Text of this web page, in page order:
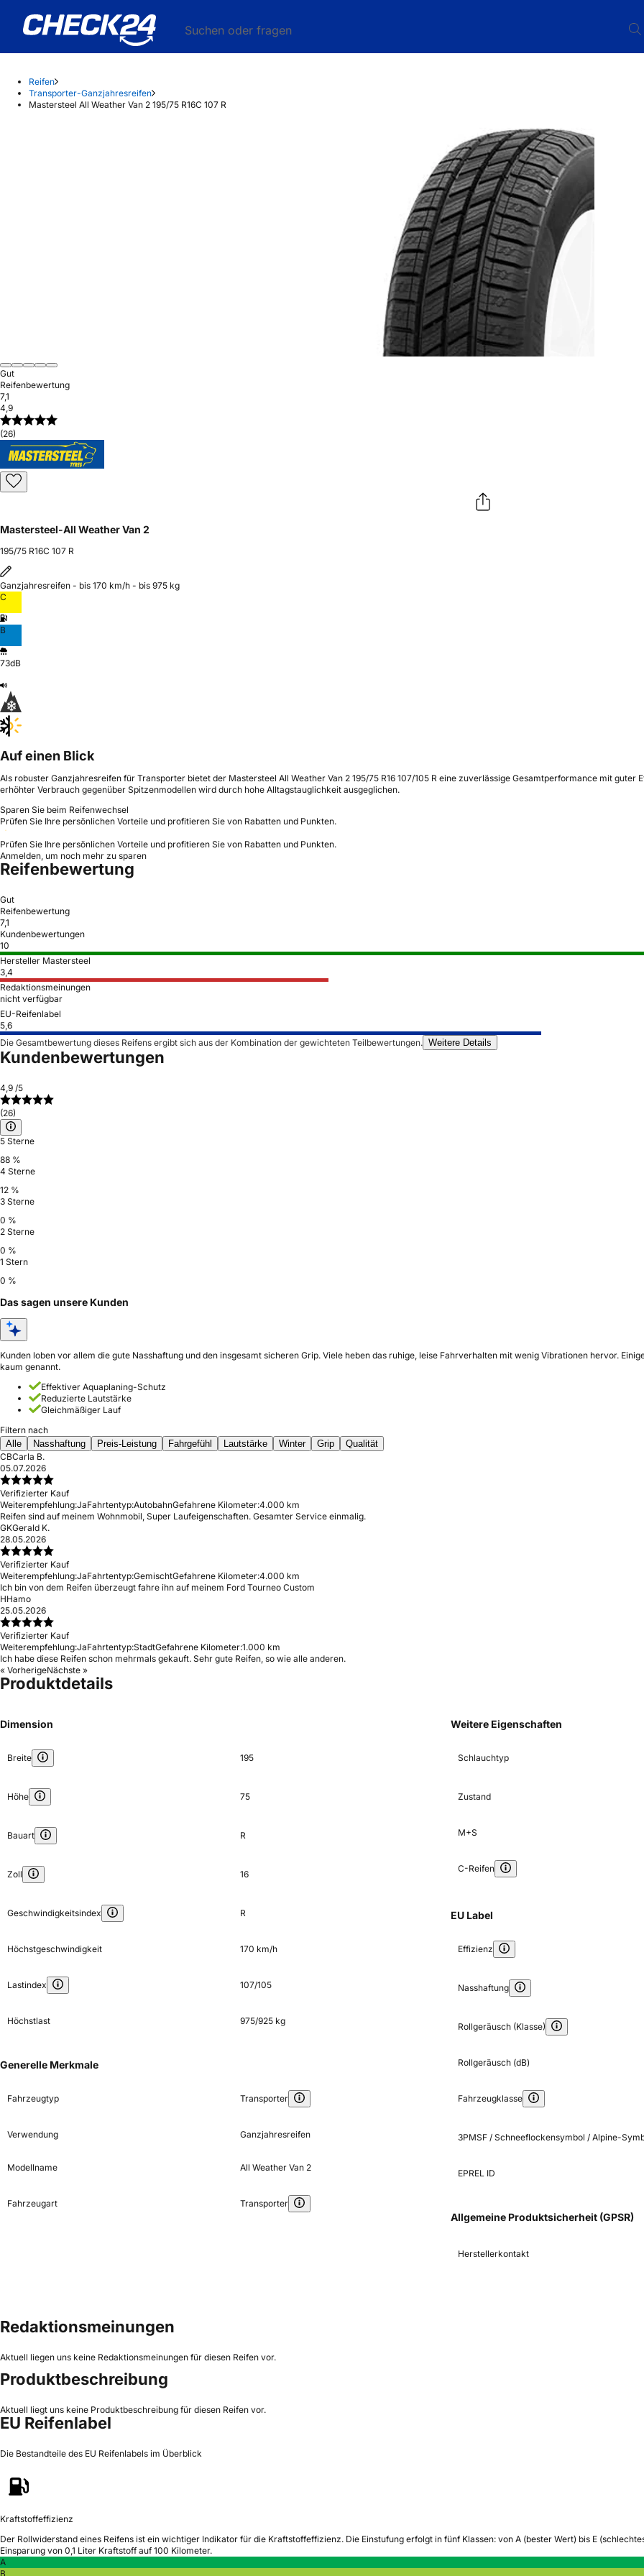
Suchen oder fragen
Reifen
Transporter-Ganzjahresreifen
Mastersteel All Weather Van 2 195/75 R16C 107 R
Gut
Reifenbewertung
7,1
4,9
(26)
Mastersteel-All Weather Van 2
195/75 R16C 107 R
Ganzjahresreifen - bis 170 km/h - bis 975 kg
C
B
73dB
Auf einen Blick
Als robuster Ganzjahresreifen für Transporter bietet der Mastersteel All Weather Van 2 195/75 R16 107/105 R eine zuverlässige Gesamtperformance mit
erhöhter Verbrauch gegenüber Spitzenmodellen wird durch hohe Alltagstauglichkeit ausgeglichen.
Sparen Sie beim Reifenwechsel
Prüfen Sie Ihre persönlichen Vorteile und profitieren Sie von Rabatten und Punkten.
Prüfen Sie Ihre persönlichen Vorteile und profitieren Sie von Rabatten und Punkten.
Anmelden, um noch mehr zu sparen
Reifenbewertung
Gut
Reifenbewertung
7,1
Kundenbewertungen
10
Hersteller Mastersteel
3,4
Redaktionsmeinungen
nicht verfügbar
EU-Reifenlabel
5,6
Die Gesamtbewertung dieses Reifens ergibt sich aus der Kombination der gewichteten Teilbewertungen. Weitere Details
Kundenbewertungen
4,9 /5
(26)
5 Sterne
88 %
4 Sterne
12 %
3 Sterne
0 %
2 Sterne
0 %
1 Stern
0 %
Das sagen unsere Kunden
Kunden loben vor allem die gute Nasshaftung und den insgesamt sicheren Grip. Viele heben das ruhige, leise Fahrverhalten mit wenig Vibrationen hervor.
kaum genannt.
Effektiver Aquaplaning-Schutz
Reduzierte Lautstärke
Gleichmäßiger Lauf
Filtern nach
Alle
Nasshaftung Preis-Leistung Fahrgefühl Lautstärke Winter Grip
Qualität
CBCarla B.
05.07.2026
Verifizierter Kauf
Weiterempfehlung:JaFahrtentyp:AutobahnGefahrene Kilometer:4.000 km
Reifen sind auf meinem Wohnmobil, Super Laufeigenschaften. Gesamter Service einmalig.
GKGerald K.
28.05.2026
Verifizierter Kauf
Weiterempfehlung:JaFahrtentyp:GemischtGefahrene Kilometer:4.000 km
Ich bin von dem Reifen überzeugt fahre ihn auf meinem Ford Tourneo Custom
HHamo
25.05.2026
Verifizierter Kauf
Weiterempfehlung:JaFahrtentyp:StadtGefahrene Kilometer:1.000 km
Ich habe diese Reifen schon mehrmals gekauft. Sehr gute Reifen, so wie alle anderen.
« VorherigeNächste »
Produktdetails
Dimension
Breite 195
Höhe 75
Bauart R
Zoll 16
Geschwindigkeitsindex R
Höchstgeschwindigkeit 170 km/h
Lastindex 107/105
Höchstlast 975/925 kg
Generelle Merkmale
Fahrzeugtyp Transporter
Verwendung Ganzjahresreifen
Modellname All Weather Van 2
Fahrzeugart Transporter
Weitere Eigenschaften
Schlauchtyp
Zustand
M+S
C-Reifen
EU Label
Effizienz
Nasshaftung
Rollgeräusch (Klasse)
Rollgeräusch (dB)
Fahrzeugklasse
3PMSF / Schneeflockensymbol / Alpine-
EPREL ID
Allgemeine Produktsicherheit (GPSR)
Herstellerkontakt
Redaktionsmeinungen
Aktuell liegen uns keine Redaktionsmeinungen für diesen Reifen vor.
Produktbeschreibung
Aktuell liegt uns keine Produktbeschreibung für diesen Reifen vor.
EU Reifenlabel
Die Bestandteile des EU Reifenlabels im Überblick
Kraftstoffeffizienz
Der Rollwiderstand eines Reifens ist ein wichtiger Indikator für die Kraftstoffeffizienz. Die Einstufung erfolgt in fünf Klassen: von A (bester Wert) bis E
Einsparung von 0,1 Liter Kraftstoff auf 100 Kilometer.
A
B